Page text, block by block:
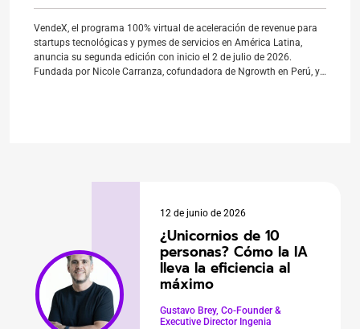
VendeX, el programa 100% virtual de aceleración de revenue para
startups tecnológicas y pymes de servicios en América Latina,
anuncia su segunda edición con inicio el 2 de julio de 2026.
Fundada por Nicole Carranza, cofundadora de Ngrowth en Perú, y
12 de junio de 2026
¿Unicornios de 10
personas? Cómo la IA
lleva la eficiencia al
máximo
Gustavo Brey, Co-Founder &
Executive Director Ingenia